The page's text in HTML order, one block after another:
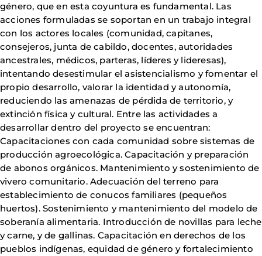
género, que en esta coyuntura es fundamental. Las
acciones formuladas se soportan en un trabajo integral
con los actores locales (comunidad, capitanes,
consejeros, junta de cabildo, docentes, autoridades
ancestrales, médicos, parteras, líderes y lideresas),
intentando desestimular el asistencialismo y fomentar el
propio desarrollo, valorar la identidad y autonomía,
reduciendo las amenazas de pérdida de territorio, y
extinción física y cultural. Entre las actividades a
desarrollar dentro del proyecto se encuentran:
Capacitaciones con cada comunidad sobre sistemas de
producción agroecológica. Capacitación y preparación
de abonos orgánicos. Mantenimiento y sostenimiento de
vivero comunitario. Adecuación del terreno para
establecimiento de conucos familiares (pequeños
huertos). Sostenimiento y mantenimiento del modelo de
soberanía alimentaria. Introducción de novillas para leche
y carne, y de gallinas. Capacitación en derechos de los
pueblos indígenas, equidad de género y fortalecimiento